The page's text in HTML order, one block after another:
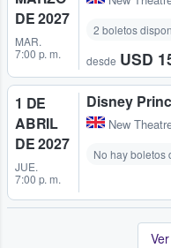
DE 2027
MAR.
7:00 p. m.
2 boletos
desde USD
1 DE
ABRIL
DE 2027
JUE.
7:00 p. m.
Disney
New
No hay boletos